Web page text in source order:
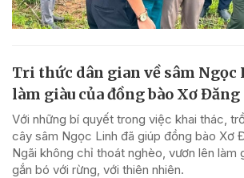
Tri thức dân gian về sâm Ngọc
làm giàu của đồng bào Xơ Đăng
Với những bí quyết trong việc khai thác,
cây sâm Ngọc Linh đã giúp đồng bào Xơ
Ngãi không chỉ thoát nghèo, vươn lên làm
gắn bó với rừng, với thiên nhiên.